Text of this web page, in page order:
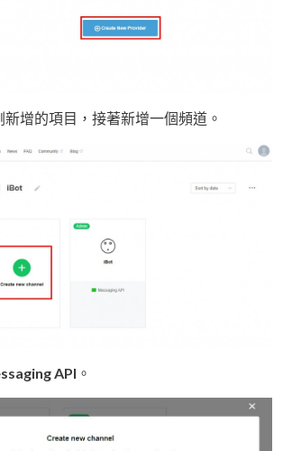
增的項目，接著新增一個頻道。
API 。